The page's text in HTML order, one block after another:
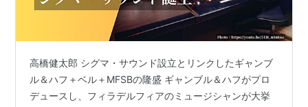
高橋健太郎 シグマ・サウンド設立とリンクしたギャンブ
ル＆ハフ＋ベル＋MFSBの隆盛 ギャンブル＆ハフがプロ
デュースし、フィラデルフィアのミュージシャンが大挙